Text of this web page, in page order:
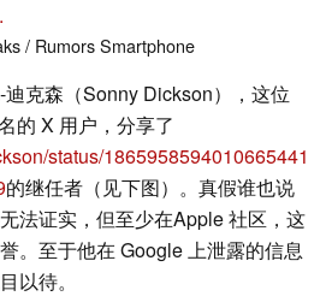
/ RumorsSmartphone
克森（Sonny Dickson），这位
的 X 用户，分享了
status/1865958594010665441
的继任者（见下图）。真假谁也说
法证实，但至少在Apple 社区，这
。至于他在 Google 上泄露的信息
以待。